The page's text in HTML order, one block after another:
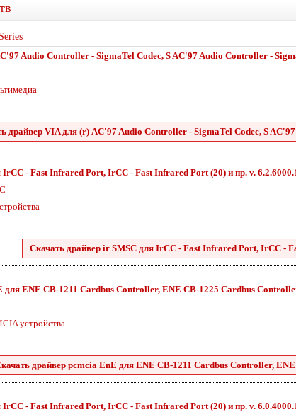
Audio Controller - SigmaTel Codec, S AC'97 Audio Controller -
драйвер VIA для (r) AC'97 Audio Controller - SigmaTel Codec, S
IrCC - Fast Infrared Port, IrCC - Fast Infrared Port (20) и пр. v.
Скачать драйвер ir SMSC для IrCC - Fast Infrared Port, IrCC -
ENE CB-1211 Cardbus Controller, ENE CB-1225 Cardbus
устройства
драйвер pcmcia EnE для ENE CB-1211 Cardbus Controller,
IrCC - Fast Infrared Port, IrCC - Fast Infrared Port (20) и пр. v.